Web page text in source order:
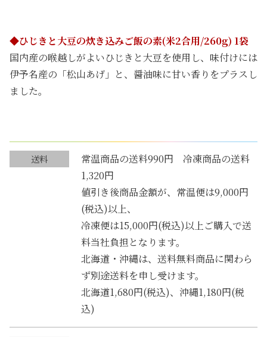
と
大
豆
の
み
ご
◆ひじきと大豆の炊き込みご飯の素(米2合用/260g) 1袋
国内産の喉越しがよいひじきと大豆を使用し、味付けには
伊予名産の「松山あげ」と、醤油味に甘い香りをプラスし
ました。
送料
常温商品の送料990円 冷凍商品の送料
1,320円
値引き後商品金額が、常温便は9,000円
(税込)以上、
冷凍便は15,000円(税込)以上ご購入で送
料当社負担となります。
北海道・沖縄は、送料無料商品に関わら
ず別途送料を申し受けます。
北海道1,680円(税込)、沖縄1,180円(税
込)